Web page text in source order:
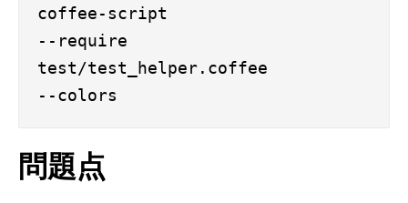
coffee-script
--require
test/test_helper.coffee
問題点